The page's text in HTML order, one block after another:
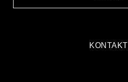
KONTAKT